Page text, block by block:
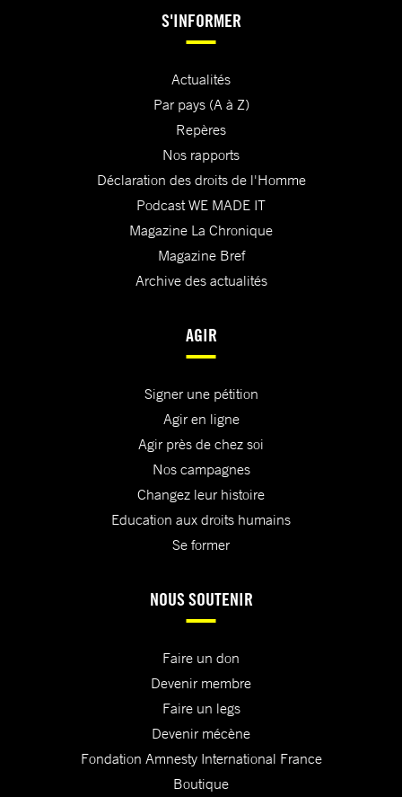
S'INFORMER
Actualités
Par pays (A à Z)
Repères
Nos rapports
Déclaration des droits de l'Homme
Podcast WE MADE IT
Magazine La Chronique
Magazine Bref
Archive des actualités
AGIR
Signer une pétition
Agir en ligne
Agir près de chez soi
Nos campagnes
Changez leur histoire
Education aux droits humains
Se former
NOUS SOUTENIR
Faire un don
Devenir membre
Faire un legs
Devenir mécène
Fondation Amnesty International France
Boutique